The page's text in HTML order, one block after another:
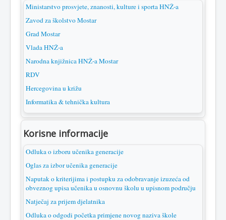
Ministarstvo prosvjete, znanosti, kulture i sporta HNŽ-a
Zavod za školstvo Mostar
Grad Mostar
Vlada HNŽ-a
Narodna knjižnica HNŽ-a Mostar
RDV
Hercegovina u križu
Informatika & tehnička kultura
Korisne informacije
Odluka o izboru učenika generacije
Oglas za izbor učenika generacije
Naputak o kriterijima i postupku za odobravanje izuzeća od
obveznog upisa učenika u osnovnu školu u upisnom području
Natječaj za prijem djelatnika
Odluka o odgodi početka primjene novog naziva škole